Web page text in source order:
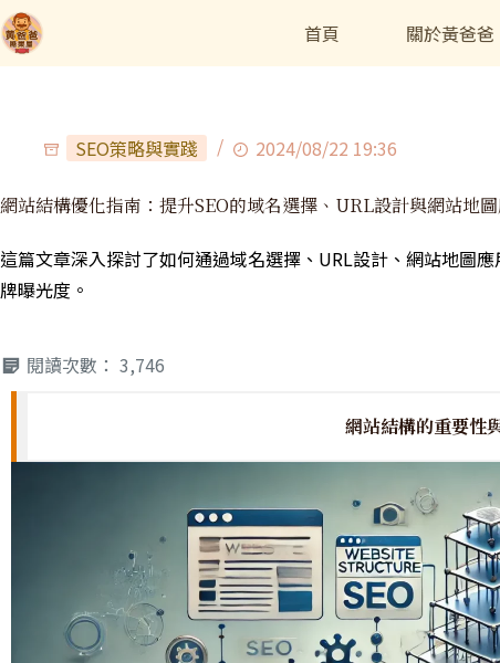
首頁 關於黃爸爸
SEO策略與實踐 2024/08/22 19:36
網站結構優化指南：提升SEO的域名選擇、URL設計與網站地
這篇文章深入探討了如何通過域名選擇、URL設計、網站地圖
牌曝光度。
閱讀次數： 3,746
網站結構的重要性